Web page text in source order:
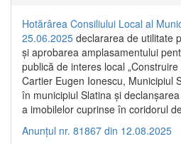
Hotărârea Consiliului Local al
25.06.2025 declararea de utilitate
și aprobarea amplasamentului
publică de interes local
Cartier Eugen Ionescu, Municipiul
în municipiul Slatina și
a imobilelor cuprinse în coridorul
Anunțul nr. 81867 din 12.08.2025